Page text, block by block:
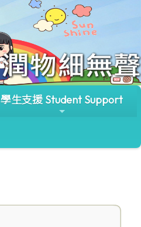
學生支援 Student Support